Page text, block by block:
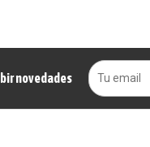
novedades